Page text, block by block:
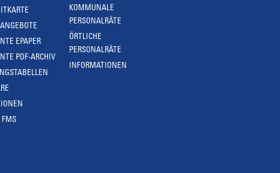
EPAPER
PDF-ARCHIV
FMS
KOMMUNALE
PERSONALRÄTE
ÖRTLICHE
PERSONALRÄTE
INFORMATIONEN